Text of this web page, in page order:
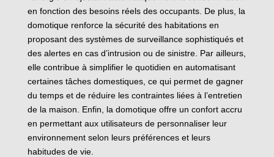
en fonction des besoins réels des occupants. De plus, la
domotique renforce la sécurité des habitations en
proposant des systèmes de surveillance sophistiqués et
des alertes en cas d’intrusion ou de sinistre. Par ailleurs,
elle contribue à simplifier le quotidien en automatisant
certaines tâches domestiques, ce qui permet de gagner
du temps et de réduire les contraintes liées à l’entretien
de la maison. Enfin, la domotique offre un confort accru
en permettant aux utilisateurs de personnaliser leur
environnement selon leurs préférences et leurs
habitudes de vie.